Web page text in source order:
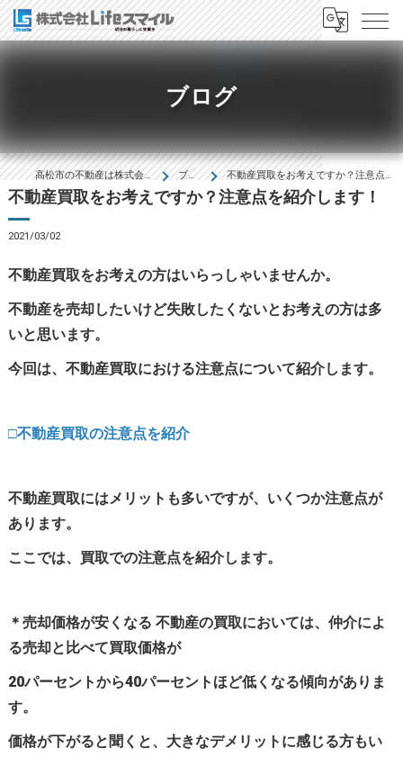
ブログ
高松市の不動産は株式会社Lifeｽﾏｲﾙ ブログ 不動産買取をお考えですか？注意点を紹介します！
不動産買取をお考えですか？注意点を紹介します！
2021/03/02
不動産買取をお考えの方はいらっしゃいませんか。
不動産を売却したいけど失敗したくないとお考えの方は多
いと思います。
今回は、不動産買取における注意点について紹介します。
□不動産買取の注意点を紹介
不動産買取にはメリットも多いですが、いくつか注意点が
あります。
ここでは、買取での注意点を紹介します。
＊売却価格が安くなる 不動産の買取においては、仲介によ
る売却と比べて買取価格が
20パーセントから40パーセントほど低くなる傾向がありま
す。
価格が下がると聞くと、大きなデメリットに感じる方もい